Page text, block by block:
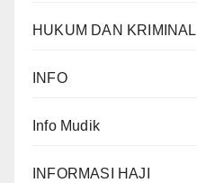
HUKUM DAN KRIMINAL
INFO
Info Mudik
INFORMASI HAJI